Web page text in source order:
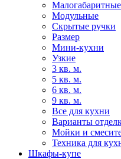
Малогабаритные
Модульные
Скрытые ручки
Размер
Мини-кухни
Узкие
3 кв. м.
5 кв. м.
6 кв. м.
9 кв. м.
Все для кухни
Варианты
Мойки и
Техника для
Шкафы-купе